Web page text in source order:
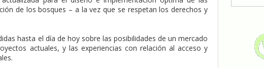
de los bosques – a la vez que se respetan los derechos y
hasta el día de hoy sobre las posibilidades de un mercado
actuales, y las experiencias con relación al acceso y